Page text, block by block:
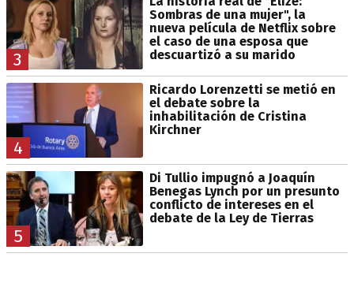
3
Sombras de una mujer", la
nueva película de Netflix sobre
el caso de una esposa que
descuartizó a su marido
4
Ricardo Lorenzetti se metió en
el debate sobre la
inhabilitación de Cristina
Kirchner
5
Di Tullio impugnó a Joaquín
Benegas Lynch por un presunto
conflicto de intereses en el
debate de la Ley de Tierras